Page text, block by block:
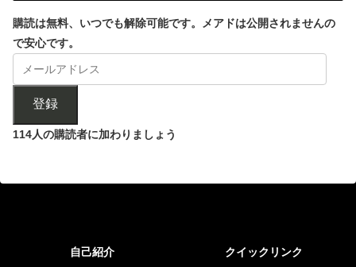
購読は無料、いつでも解除可能です。メアドは公開されませんの
で安心です。
登録
114人の購読者に加わりましょう
自己紹介 クイックリンク